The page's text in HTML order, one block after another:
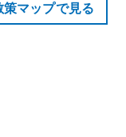
策マップで見る